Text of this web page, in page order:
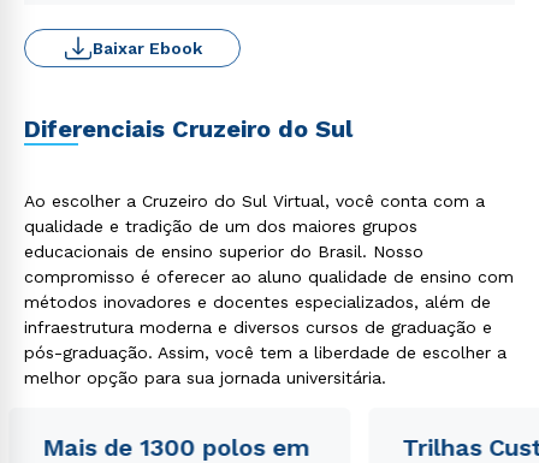
Baixar Ebook
Diferenciais Cruzeiro do Sul
Ao escolher a Cruzeiro do Sul Virtual, você conta com a
qualidade e tradição de um dos maiores grupos
educacionais de ensino superior do Brasil. Nosso
compromisso é oferecer ao aluno qualidade de ensino com
métodos inovadores e docentes especializados, além de
infraestrutura moderna e diversos cursos de graduação e
pós-graduação. Assim, você tem a liberdade de escolher a
melhor opção para sua jornada universitária.
Mais de 1300 polos em
Trilhas